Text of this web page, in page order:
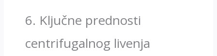
6. Ključne prednosti
centrifugalnog livenja